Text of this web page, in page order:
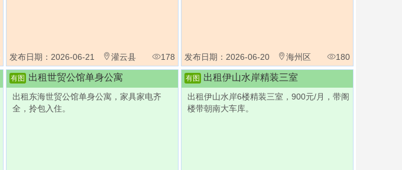
发布日期：2026-06-21 灌云县 178 发布日期：2026-06-20 海州区 180
有图 出租世贸公馆单身公寓
出租东海世贸公馆单身公寓，家具家电齐
全，拎包入住。
有图 出租伊山水岸精装三室
出租伊山水岸6楼精装三室，900元/月，带阁
楼带朝南大车库。